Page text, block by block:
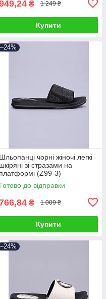
₴ 1 249 ₴
Купити
–24%
Шльопанці чорні жіночі легкі
шкіряні зі стразами на
платформі (Z99-3)
Готово до відправки
₴ 1 009 ₴
Купити
–24%